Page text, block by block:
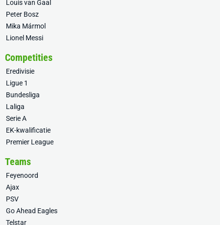
Louis van Gaal
Peter Bosz
Mika Mármol
Lionel Messi
Competities
Eredivisie
Ligue 1
Bundesliga
Laliga
Serie A
EK-kwalificatie
Premier League
Teams
Feyenoord
Ajax
PSV
Go Ahead Eagles
Telstar